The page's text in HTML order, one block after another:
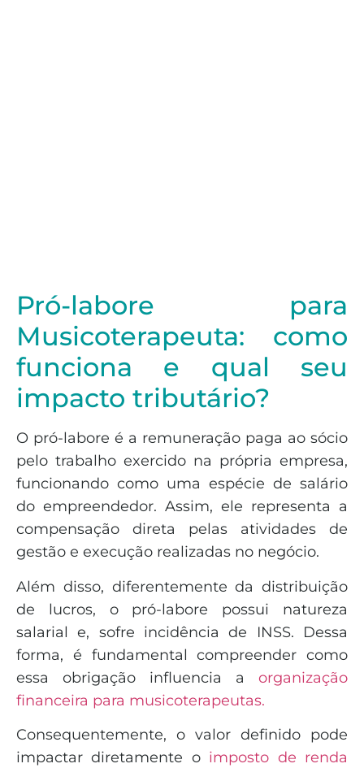
Pró-labore para
Musicoterapeuta: como
funciona e qual seu
impacto tributário?
O pró-labore é a remuneração paga ao sócio
pelo trabalho exercido na própria empresa,
funcionando como uma espécie de salário
do empreendedor. Assim, ele representa a
compensação direta pelas atividades de
gestão e execução realizadas no negócio.
Além disso, diferentemente da distribuição
de lucros, o pró-labore possui natureza
salarial e, sofre incidência de INSS. Dessa
forma, é fundamental compreender como
essa obrigação influencia a organização
financeira para musicoterapeutas.
Consequentemente, o valor definido pode
impactar diretamente o imposto de renda